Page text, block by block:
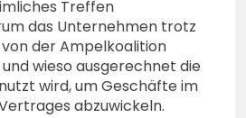
Treffen
das Unternehmen trotz
der Ampelkoalition
wieso ausgerechnet die
wird, um Geschäfte im
abzuwickeln.